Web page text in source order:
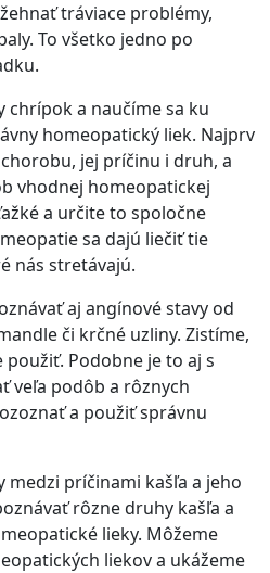
tráviace problémy,
To všetko jedno po
a naučíme sa ku
homeopatický liek. Najprv
jej príčinu i druh, a
vhodnej homeopatickej
a určite to spoločne
sa dajú liečiť tie
nás stretávajú.
aj angínové stavy od
či krčné uzliny. Zistíme,
Podobne je to aj s
veľa podôb a rôznych
a použiť správnu
medzi príčinami kašľa a jeho
rôzne druhy kašľa a
lieky. Môžeme
liekov a ukážeme